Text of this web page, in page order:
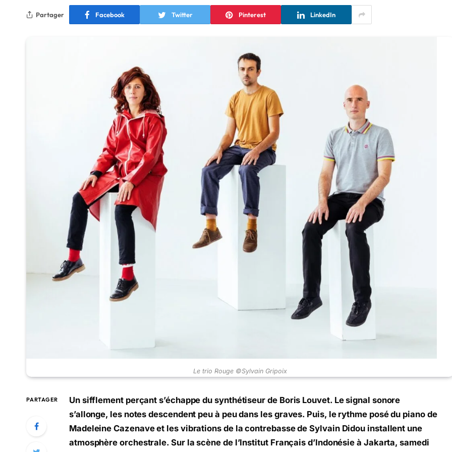
Partager Facebook Twitter Pinterest LinkedIn
Le trio Rouge ©Sylvain Gripoix
PARTAGER
Un sifflement perçant s’échappe du synthétiseur de Boris Louvet. Le signal sonore
s’allonge, les notes descendent peu à peu dans les graves. Puis, le rythme posé du piano de
Madeleine Cazenave et les vibrations de la contrebasse de Sylvain Didou installent une
atmosphère orchestrale. Sur la scène de l’Institut Français d’Indonésie à Jakarta, samedi